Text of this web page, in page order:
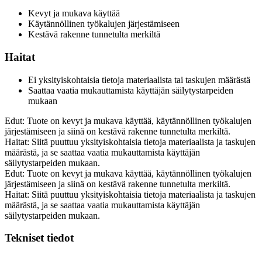
Kevyt ja mukava käyttää
Käytännöllinen työkalujen järjestämiseen
Kestävä rakenne tunnetulta merkiltä
Haitat
Ei yksityiskohtaisia tietoja materiaalista tai taskujen määrästä
Saattaa vaatia mukauttamista käyttäjän säilytystarpeiden
mukaan
Edut: Tuote on kevyt ja mukava käyttää, käytännöllinen työkalujen
järjestämiseen ja siinä on kestävä rakenne tunnetulta merkiltä.
Haitat: Siitä puuttuu yksityiskohtaisia tietoja materiaalista ja taskujen
määrästä, ja se saattaa vaatia mukauttamista käyttäjän
säilytystarpeiden mukaan.
Edut: Tuote on kevyt ja mukava käyttää, käytännöllinen työkalujen
järjestämiseen ja siinä on kestävä rakenne tunnetulta merkiltä.
Haitat: Siitä puuttuu yksityiskohtaisia tietoja materiaalista ja taskujen
määrästä, ja se saattaa vaatia mukauttamista käyttäjän
säilytystarpeiden mukaan.
Tekniset tiedot